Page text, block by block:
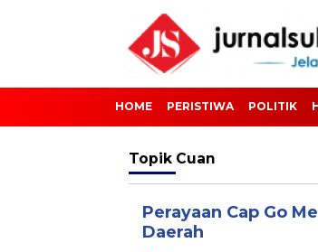
HOME PERISTIWA POLITIK
Topik Cuan
Perayaan Cap Go
Daerah